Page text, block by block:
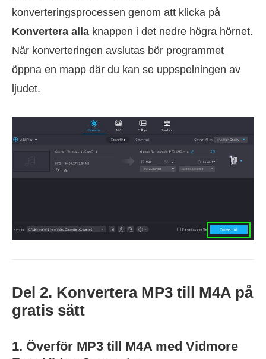
konverteringsprocessen genom att klicka på
Konvertera alla knappen i det nedre högra hörnet.
När konverteringen avslutas bör programmet
öppna en mapp där du kan se uppspelningen av
ljudet.
Del 2. Konvertera MP3 till M4A på
gratis sätt
1. Överför MP3 till M4A med Vidmore